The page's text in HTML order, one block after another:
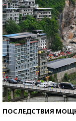
ПОСЛЕДСТВИЯ